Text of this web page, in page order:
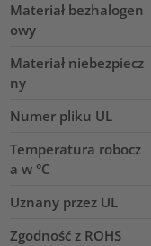
Materiał bezhalogen
owy
Materiał niebezpiecz
ny
Numer pliku UL
Temperatura robocz
a w °C
Uznany przez UL
Zgodność z ROHS